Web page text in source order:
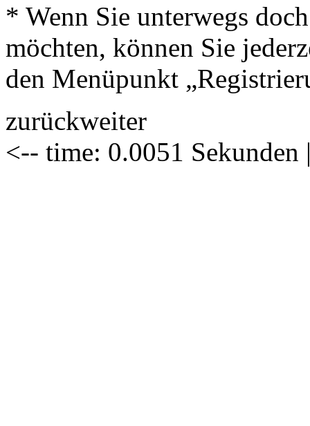
* Wenn Sie unterwegs
möchten, können Sie
den Menüpunkt
zurückweiter
<-- time: 0.0051